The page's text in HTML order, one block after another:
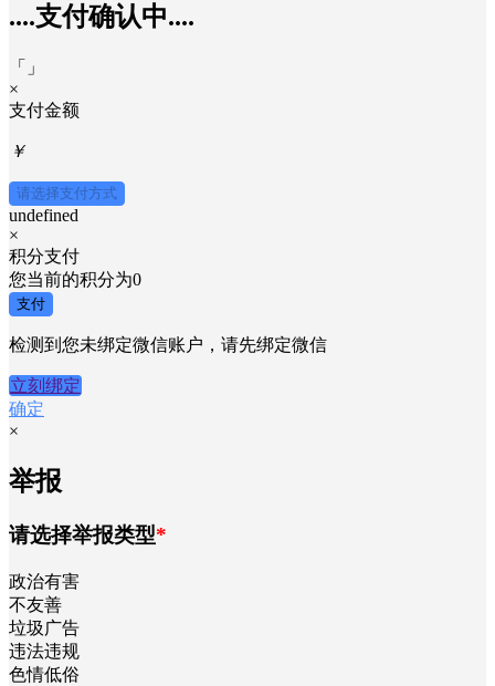
....支付确认中....
「
」
×
支付金额
￥
请选择支付方式
undefined
×
积分支付
您当前的积分为0
支付
检测到您未绑定微信账户，请先绑定微信
立刻绑定
确定
×
举报
请选择举报类型*
政治有害
不友善
垃圾广告
违法违规
色情低俗